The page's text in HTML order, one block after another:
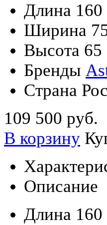
Длина 160
Ширина
Высота 65
Бренды
Страна
109 500 руб.
В корзину
Описание
Длина 160